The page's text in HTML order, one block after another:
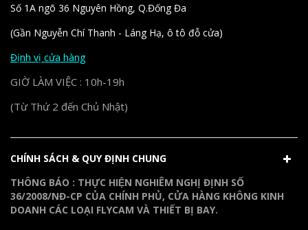
Số 1A ngõ 36 Nguyên Hồng, Q.Đống Đa
(Gần Nguyễn Chí Thanh - Láng Hạ, ô tô đỗ cửa)
Định vị cửa hàng
GIỜ LÀM VIỆC : 10h-19h
(Từ Thứ 2 đến Chủ Nhật)
CHÍNH SÁCH & QUY ĐỊNH CHUNG
THÔNG BÁO : THỰC HIỆN NGHIÊM NGHỊ ĐỊNH SỐ
36/2008/NĐ-CP CỦA CHÍNH PHỦ, CỬA HÀNG KHÔNG KINH
DOANH CÁC LOẠI FLYCAM VÀ THIẾT BỊ BAY.